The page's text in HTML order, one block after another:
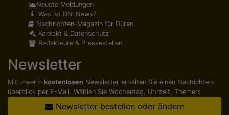
Neuste Meldungen
Was ist DN-News?
Nachrichten-Magazin für Düren
Kontakt & Datenschutz
Redakteure & Pressestellen
Newsletter
Mit unserm kostenlosen Newsletter erhalten Sie einen Nachichten­
überblick per E-Mail. Wählen Sie Wochentag, Uhrzeit, Themen:
Newsletter bestellen oder ändern